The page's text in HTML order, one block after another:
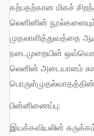
கற்பதற்கான மிகச்
லெனினின்
முதலாளித்துவத்தை
நடைமுறையின்
லெனின் அடையாளம்
பொருள்முதல்வாதத்தின்
பின்னிணைப்பு:
இயக்கவியலின்